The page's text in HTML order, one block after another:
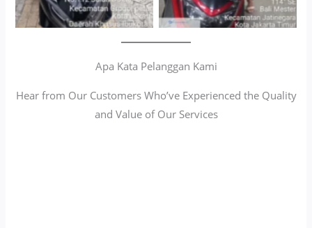
Apa Kata Pelanggan Kami
Hear from Our Customers Who’ve Experienced the Quality
and Value of Our Services